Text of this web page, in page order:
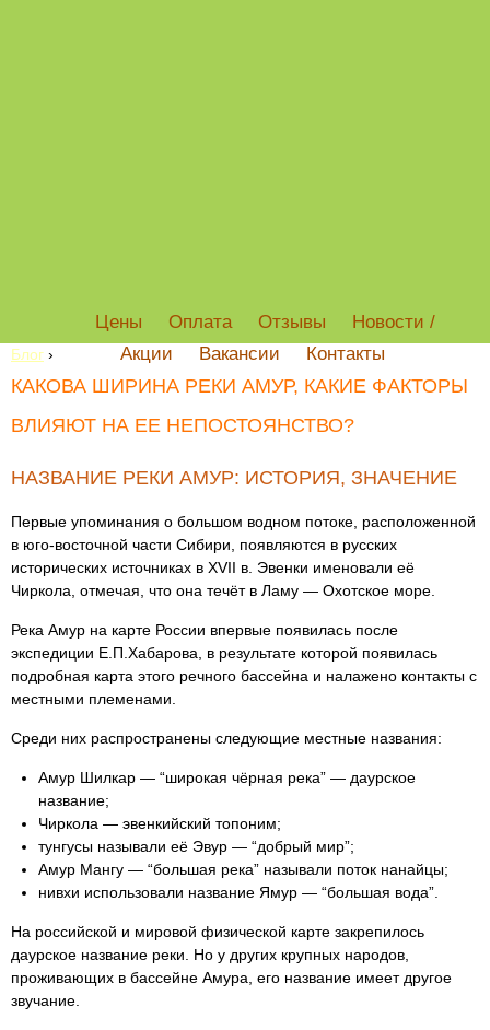
Цены Оплата Отзывы
Новости /
Акции
Вакансии Контакты
Блог ›
КАКОВА ШИРИНА РЕКИ АМУР, КАКИЕ ФАКТОРЫ
ВЛИЯЮТ НА ЕЕ НЕПОСТОЯНСТВО?
НАЗВАНИЕ РЕКИ АМУР: ИСТОРИЯ, ЗНАЧЕНИЕ
Первые упоминания о большом водном потоке, расположенной
в юго-восточной части Сибири, появляются в русских
исторических источниках в XVII в. Эвенки именовали её
Чиркола, отмечая, что она течёт в Ламу — Охотское море.
Река Амур на карте России впервые появилась после
экспедиции Е.П.Хабарова, в результате которой появилась
подробная карта этого речного бассейна и налажено контакты с
местными племенами.
Среди них распространены следующие местные названия:
Амур Шилкар — “широкая чёрная река” — даурское
название;
Чиркола — эвенкийский топоним;
тунгусы называли её Эвур — “добрый мир”;
Амур Мангу — “большая река” называли поток нанайцы;
нивхи использовали название Ямур — “большая вода”.
На российской и мировой физической карте закрепилось
даурское название реки. Но у других крупных народов,
проживающих в бассейне Амура, его название имеет другое
звучание.